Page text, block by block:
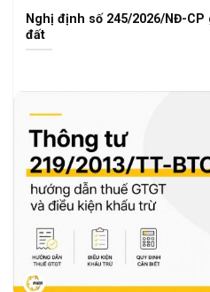
Nghị định số 245/2026/NĐ-
đất